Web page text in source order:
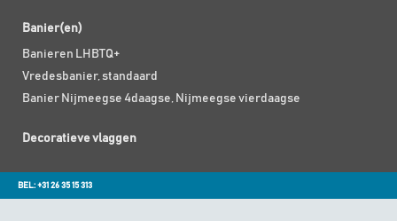
Banier(en)
Banieren LHBTQ+
Vredesbanier, standaard
Banier Nijmeegse 4daagse, Nijmeegse vierdaagse
Decoratieve vlaggen
BEL: +31 26 35 15 313